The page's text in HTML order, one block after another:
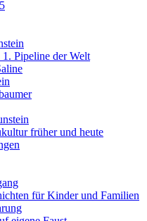
Pipeline der Welt
früher und heute
für Kinder und Familien